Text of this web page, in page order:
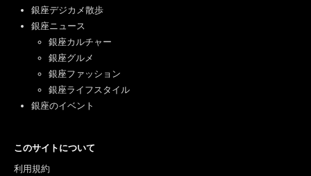
銀座デジカメ散歩
銀座ニュース
銀座カルチャー
銀座グルメ
銀座ファッション
銀座ライフスタイル
銀座のイベント
このサイトについて
利用規約